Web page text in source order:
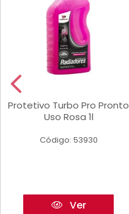
Protetivo Turbo Pro Pronto
Uso Rosa 1l
Código: 53930
Ver